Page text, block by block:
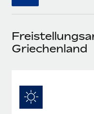
Integrationen
Tools
Frag unsere
Hilfe von
Flexible Einbettung
Partner werden
Beratung zu
Webinare
Events
Newsroom
Insights Center
Griechenland